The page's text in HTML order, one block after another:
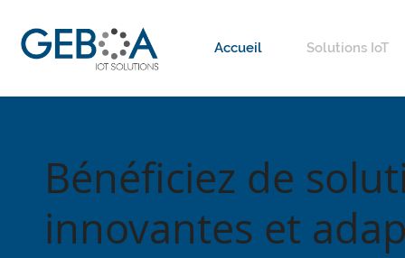
Accueil Solutions IoT
Bénéficiez de
innovantes et